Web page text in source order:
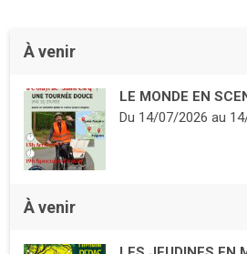
À venir
LE MONDE EN
Du 14/07/2026au
À venir